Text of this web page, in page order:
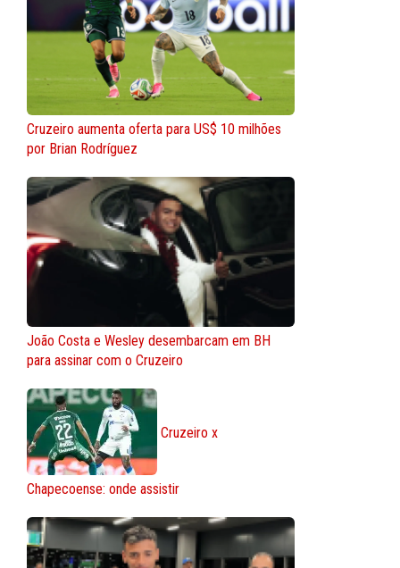
Cruzeiro aumenta oferta para US$ 10 milhões
por Brian Rodríguez
João Costa e Wesley desembarcam em BH
para assinar com o Cruzeiro
Cruzeiro x
Chapecoense: onde assistir